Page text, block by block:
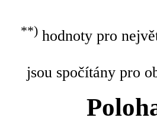
**)hodnoty pro
jsou spočítány pro